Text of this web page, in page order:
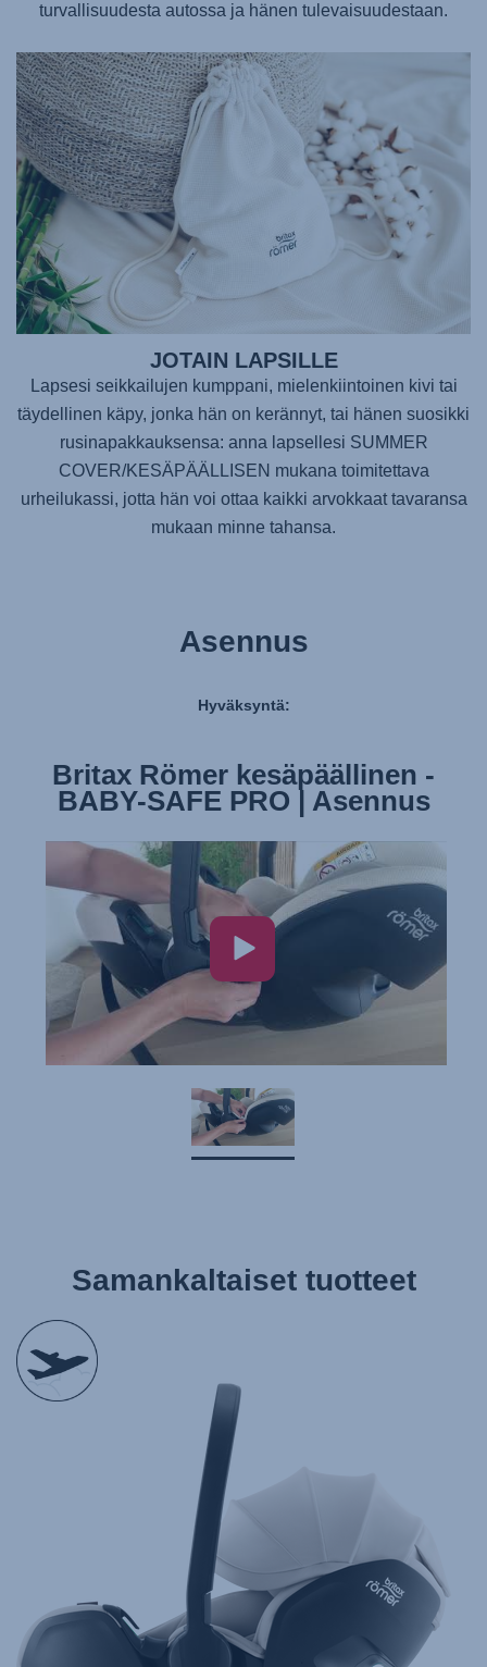
turvallisuudesta autossa ja hänen tulevaisuudestaan.
JOTAIN LAPSILLE
Lapsesi seikkailujen kumppani, mielenkiintoinen kivi tai
täydellinen käpy, jonka hän on kerännyt, tai hänen suosikki
rusinapakkauksensa: anna lapsellesi SUMMER
COVER/KESÄPÄÄLLISEN mukana toimitettava
urheilukassi, jotta hän voi ottaa kaikki arvokkaat tavaransa
mukaan minne tahansa.
Asennus
Hyväksyntä:
Britax Römer kesäpäällinen -
BABY-SAFE PRO | Asennus
Samankaltaiset tuotteet
null